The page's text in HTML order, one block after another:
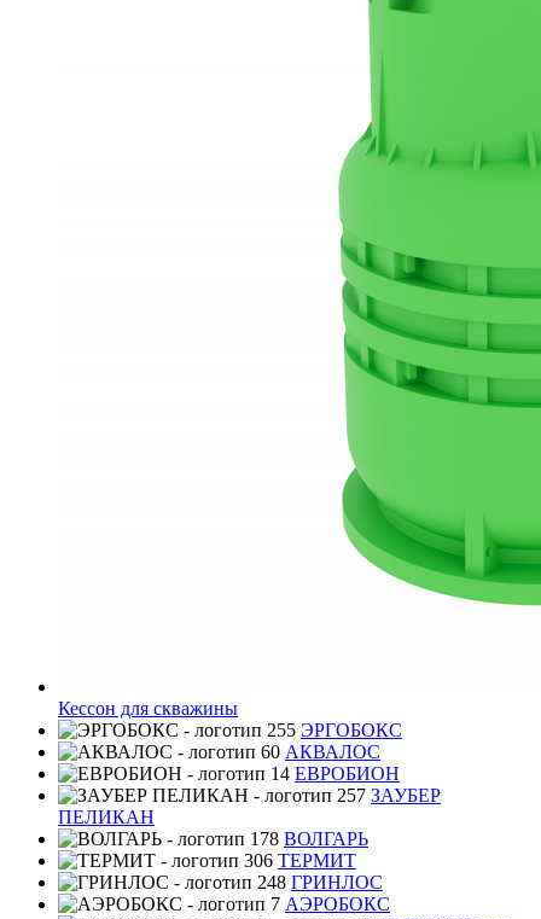
Кессон для скважины
ЭРГОБОКС
АКВАЛОС
ЕВРОБИОН
ЗАУБЕР
ПЕЛИКАН
ВОЛГАРЬ
ТЕРМИТ
ГРИНЛОС
АЭРОБОКС